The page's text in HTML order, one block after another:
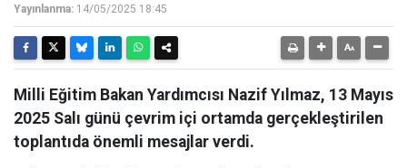
Yayınlanma: 14/05/2025 18:45
Milli Eğitim Bakan Yardımcısı Nazif Yılmaz, 13 Mayıs
2025 Salı günü çevrim içi ortamda gerçekleştirilen
toplantıda önemli mesajlar verdi.